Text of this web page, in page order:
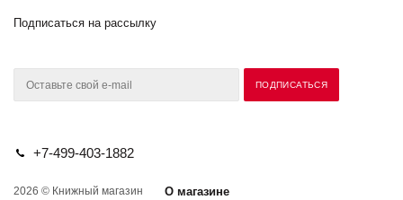
Подписаться на рассылку
+7-499-403-1882
2026 © Книжный магазин
О магазине